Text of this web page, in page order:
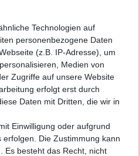
(ca. 600g/m²) mit
Technologien auf
personenbezogene Daten
(z.B. IP-Adresse), um
Medien von
Zugriffe auf unsere Website
erfolgt erst durch
Daten mit Dritten, die wir in
Einwilligung oder aufgrund
Die Zustimmung kann
Es besteht das Recht, nicht